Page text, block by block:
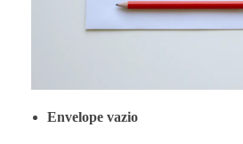
Envelope vazio